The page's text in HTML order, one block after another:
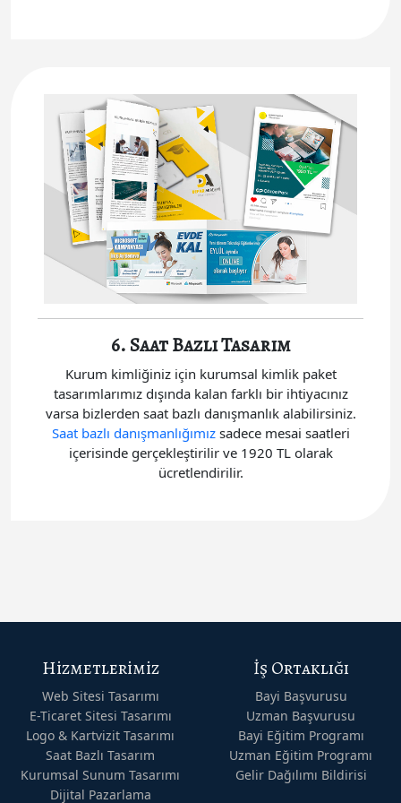
6. Saat Bazlı Tasarım
Kurum kimliğiniz için kurumsal kimlik paket
tasarımlarımız dışında kalan farklı bir ihtiyacınız
varsa bizlerden saat bazlı danışmanlık alabilirsiniz.
Saat bazlı danışmanlığımızsadece mesai saatleri
içerisinde gerçekleştirilir ve 1920 TL olarak
ücretlendirilir.
Hizmetlerimiz
Web Sitesi Tasarımı
E-Ticaret Sitesi Tasarımı
Logo & Kartvizit Tasarımı
Saat Bazlı Tasarım
Kurumsal Sunum Tasarımı
Dijital Pazarlama
İş Ortaklığı
Bayi Başvurusu
Uzman Başvurusu
Bayi Eğitim Programı
Uzman Eğitim Programı
Gelir Dağılımı Bildirisi